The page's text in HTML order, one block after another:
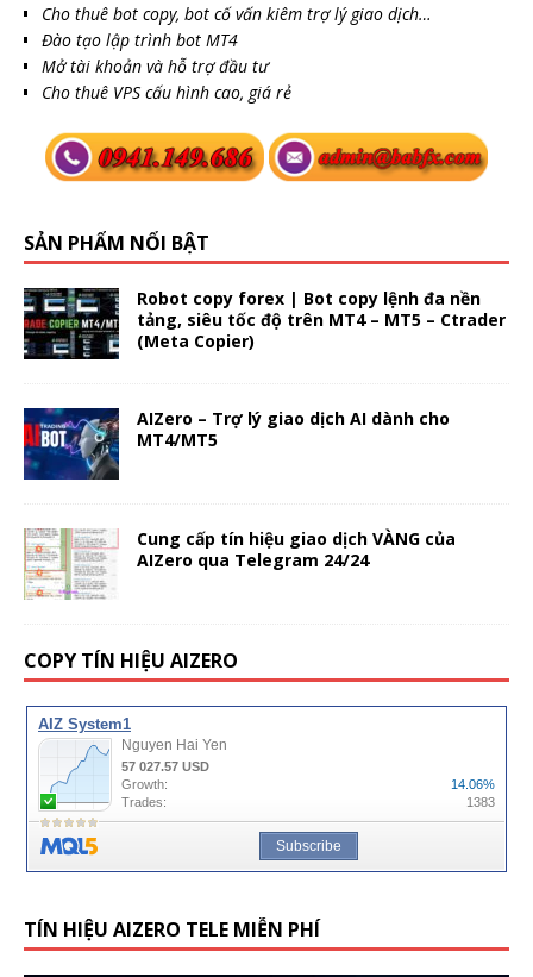
Cho thuê bot copy, bot cố vấn kiêm trợ lý giao dịch…
Đào tạo lập trình bot MT4
Mở tài khoản và hỗ trợ đầu tư
Cho thuê VPS cấu hình cao, giá rẻ
SẢN PHẨM NỔI BẬT
Robot copy forex | Bot copy lệnh đa nền
tảng, siêu tốc độ trên MT4 – MT5 – Ctrader
(Meta Copier)
AIZero – Trợ lý giao dịch AI dành cho
MT4/MT5
Cung cấp tín hiệu giao dịch VÀNG của
AIZero qua Telegram 24/24
COPY TÍN HIỆU AIZERO
TÍN HIỆU AIZERO TELE MIỄN PHÍ